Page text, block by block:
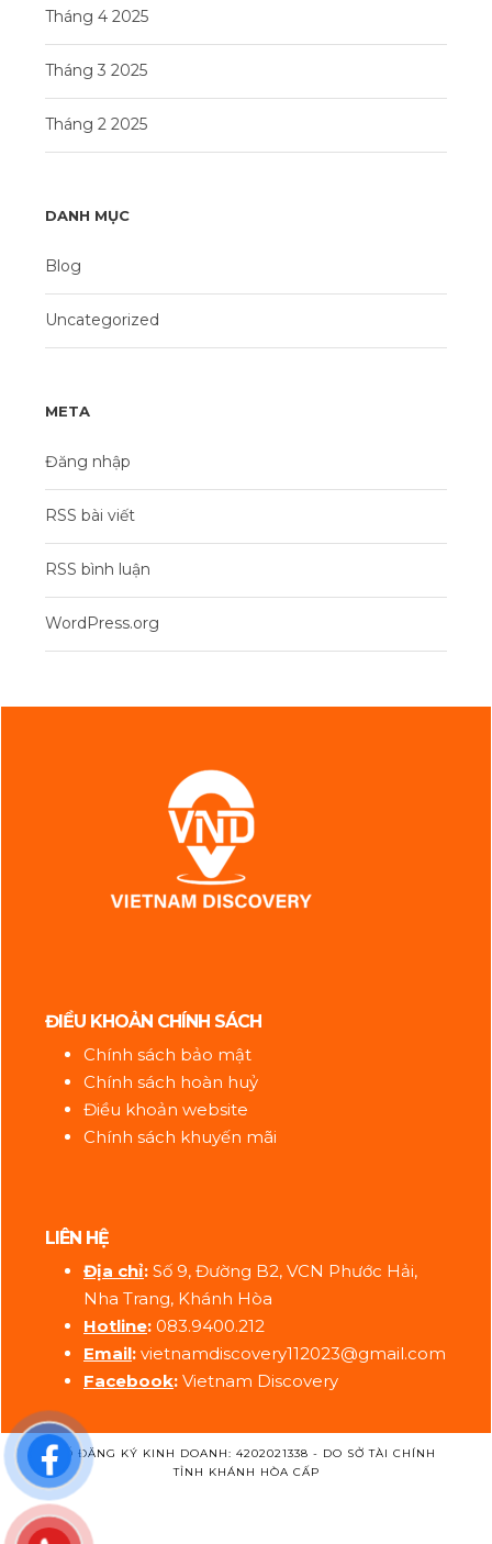
Tháng 4 2025
Tháng 3 2025
Tháng 2 2025
DANH MỤC
Blog
Uncategorized
META
Đăng nhập
RSS bài viết
RSS bình luận
WordPress.org
ĐIỀU KHOẢN CHÍNH SÁCH
Chính sách bảo mật
Chính sách hoàn huỷ
Điều khoản website
Chính sách khuyến mãi
LIÊN HỆ
Địa chỉ: Số 9, Đường B2, VCN Phước Hải,
Nha Trang, Khánh Hòa
Hotline: 083.9400.212
Email: vietnamdiscovery112023@gmail.com
Facebook: Vietnam Discovery
SỐ ĐĂNG KÝ KINH DOANH: 4202021338 - DO SỞ TÀI CHÍNH
TỈNH KHÁNH HÒA CẤP